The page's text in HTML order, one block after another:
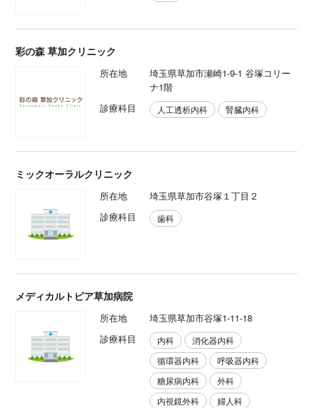
彩の森 草加クリニック
所在地
埼玉県草加市瀬崎1-9-1 谷塚コリー
ナ1階
診療科目
人工透析内科 腎臓内科
ミックオーラルクリニック
所在地
埼玉県草加市谷塚１丁目２
診療科目
歯科
メディカルトピア草加病院
所在地
埼玉県草加市谷塚1-11-18
診療科目
内科
消化器内科
循環器内科
呼吸器内科
糖尿病内科
外科
内視鏡外科
婦人科